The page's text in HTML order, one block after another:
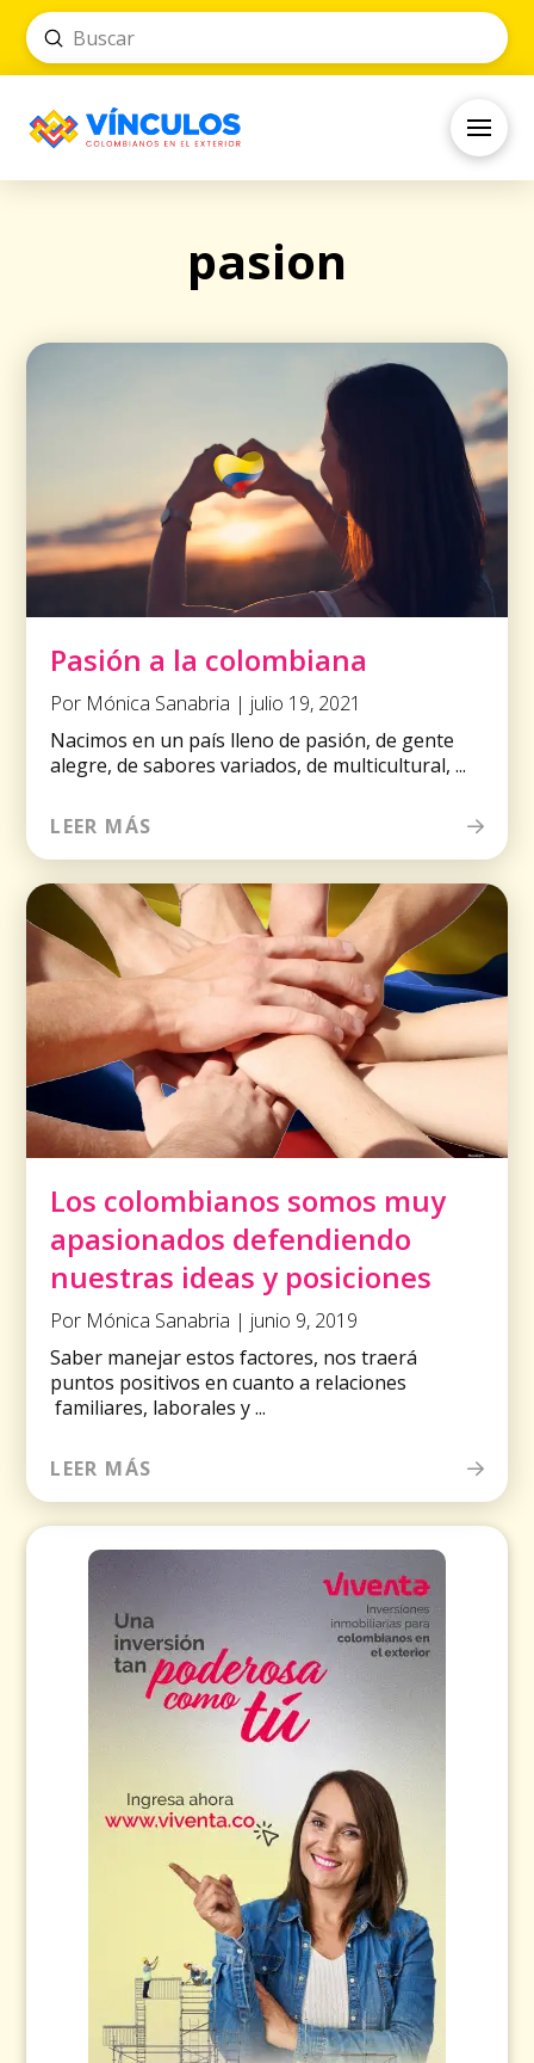
Search
Submit
pasion
Pasión a la colombiana
Por Mónica Sanabria | julio 19, 2021
Nacimos en un país lleno de pasión, de gente
alegre, de sabores variados, de multicultural, ...
LEER MÁS
Los colombianos somos muy
apasionados defendiendo
nuestras ideas y posiciones
Por Mónica Sanabria | junio 9, 2019
Saber manejar estos factores, nos traerá
puntos positivos en cuanto a relaciones
familiares, laborales y ...
LEER MÁS